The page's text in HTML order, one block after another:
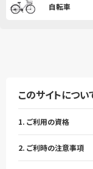
自転車
このサイトについ
1. ご利用の資格
2. ご利時の注意事項